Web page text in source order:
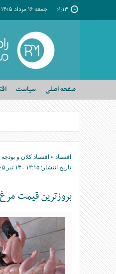
۰۱:۱۳ جمعه ۱۶ مرداد ۱۴۰۵
صفحه اصلی سیاست
اقتصاد » اقتصاد کلان و بودجه
تاریخ انتشار: ۱۲:۱۵ - ۱۳ تير ۱۴۰۵ -
بروزترین قیمت مرغ امروز